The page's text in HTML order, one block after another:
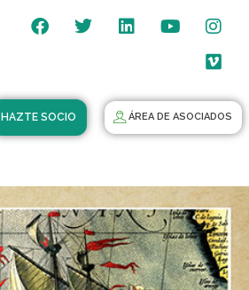
HAZTE SOCIO ÁREA DE ASOCIADOS